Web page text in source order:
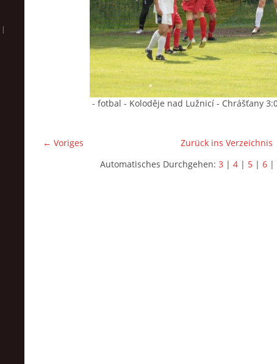
|
- fotbal - Koloděje nad Lužnicí - Chrášťany
← Voriges
Zurück ins Verzeichnis
Automatisches Durchgehen: 3| 4| 5| 6|